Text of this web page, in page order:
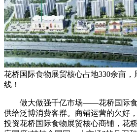
花桥国际食物展贸核心占地330余亩
线！
做大做强千亿市场——花桥国际食
供给泛博消费客群。商铺运营的欠好
投资花桥国际食物展贸核心商铺，花